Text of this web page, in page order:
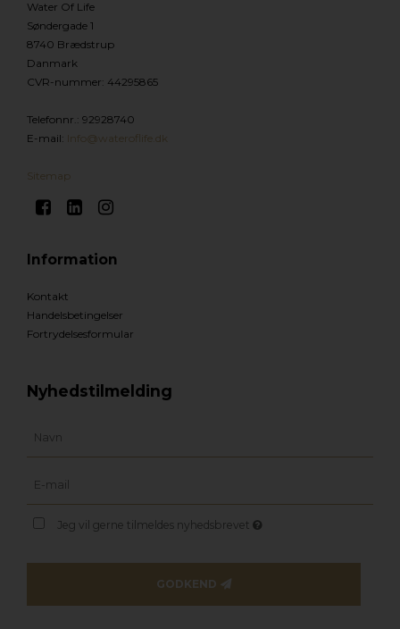
Water Of Life
Søndergade 1
8740 Brædstrup
Danmark
CVR-nummer: 44295865
Telefonnr.: 92928740
E-mail: Info@wateroflife.dk
Sitemap
Information
Kontakt
Handelsbetingelser
Fortrydelsesformular
Nyhedstilmelding
Jeg vil gerne tilmeldes nyhedsbrevet
GODKEND